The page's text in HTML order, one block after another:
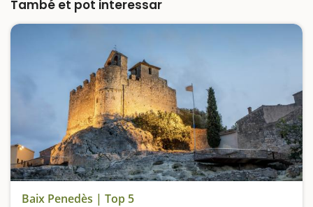
També et pot interessar
Baix Penedès | Top 5